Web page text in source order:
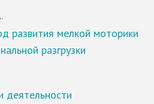
развития мелкой моторики
разгрузки
деятельности